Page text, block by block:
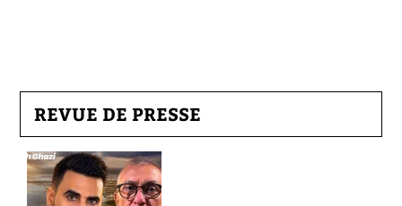
REVUE DE PRESSE